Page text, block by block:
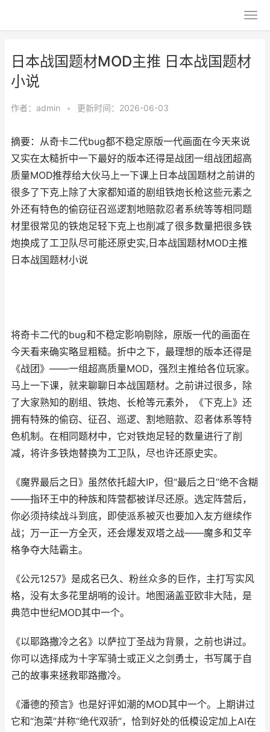
日本战国题材MOD主推 日本战国题材
小说
作者： admin • 更新时间：2026-06-03
摘要：从奇卡二代bug都不稳定原版一代画面在今天来说
又实在太糙折中一下最好的版本还得是战团一组战团超高
质量MOD推荐给大伙马上一下课上日本战国题材之前讲的
很多了下克上除了大家都知道的剧组铁炮长枪这些元素之
外还有特色的偷窃征召巡逻割地赔款忍者系统等等相同题
材里很常见的铁炮足轻下克上也削减了很多数量把很多铁
炮换成了工卫队尽可能还原史实,日本战国题材MOD主推
日本战国题材小说
将奇卡二代的bug和不稳定影响剔除，原版一代的画面在
今天看来确实略显粗糙。折中之下，最理想的版本还得是
《战团》——一组超高质量MOD，强烈主推给各位玩家。
马上一下课，就来聊聊日本战国题材。之前讲过很多，除
了大家熟知的剧组、铁炮、长枪等元素外，《下克上》还
拥有特殊的偷窃、征召、巡逻、割地赔款、忍者体系等特
色机制。在相同题材中，它对铁炮足轻的数量进行了削
减，将许多铁炮替换为工卫队，尽也许还原史实。
《魔界最后之日》虽然依托超大IP，但“最后之日”绝不含糊
——指环王中的种族和阵营都被详尽还原。选定阵营后，
你必须持续战斗到底，即使派系被灭也要加入友方继续作
战；万一正一方全灭，还会爆发双塔之战——魔多和艾辛
格争夺大陆霸主。
《公元1257》是成名已久、粉丝众多的巨作，主打写实风
格，没有太多花里胡哨的设计。地图涵盖亚欧非大陆，是
典范中世纪MOD其中一个。
《以耶路撒冷之名》以萨拉丁圣战为背景，之前也讲过。
你可以选择成为十字军骑士或正义之剑勇士，书写属于自
己的故事来拯救耶路撒冷。
《潘德的预言》也是好评如潮的MOD其中一个。上期讲过
它和“泡菜”并称“绝代双骄”，恰到好处的低模设定加上AI在